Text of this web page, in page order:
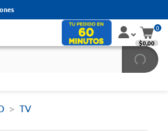
0
$0,00
TV